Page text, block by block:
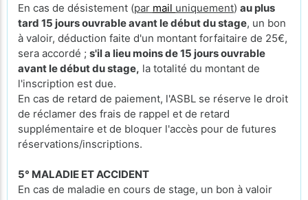
En cas de désistement (par mail uniquement) au plus
tard 15 jours ouvrable avant le début du stage, un bon
à valoir, déduction faite d'un montant forfaitaire de 25€,
sera accordé ; s'il a lieu moins de 15 jours ouvrable
avant le début du stage, la totalité du montant de
l'inscription est due.
En cas de retard de paiement, l'ASBL se réserve le droit
de réclamer des frais de rappel et de retard
supplémentaire et de bloquer l'accès pour de futures
réservations/inscriptions.
5° MALADIE ET ACCIDENT
En cas de maladie en cours de stage, un bon à valoir